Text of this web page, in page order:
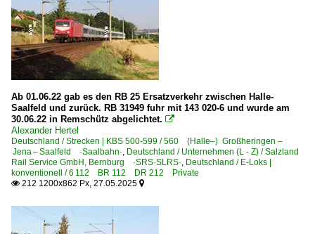
Erfurter Bahnservice Gesellschaft mbH ·EBS·
Erfurter Gleisbau GmbH ·EGB·
Fahrzeugwerke Karsdorf GmbH & Co. KG ·FWK·
Flex Bahndienstleistungen GmbH, Leipzig
Gesellschaft für Fahrzeugtechnik mbH Crailsheim ·GfF·
Häfen - Und Güterverkehr Köln ·HGK·
Havelländische Eisenbahn AG ·HVLE·
Hessische Güterbahn GmbH ·HGB·
HSL Logistik GmbH, Hamburg
InfraLeuna GmbH, Leuna ·IL·LEUNA·
IntEgro Verkehr GmbH, Reichenbach ·INTEG·
Ab 01.06.22 gab es den RB 25 Ersatzverkehr zwischen Halle-
Saalfeld und zurück. RB 31949 fuhr mit 143 020-6 und wurde am
30.06.22 in Remschütz abgelichtet. 
Alexander Hertel
Deutschland / Strecken | KBS 500-599 / 560 (Halle–) Großheringen –
Jena – Saalfeld ·Saalbahn·, Deutschland / Unternehmen (L - Z) / Salzland
Rail Service GmbH, Bernburg ·SRS·SLRS·, Deutschland / E-Loks |
konventionell / 6 112 BR 112 DR 212 Private
 212 1200x862 Px, 27.05.2025 